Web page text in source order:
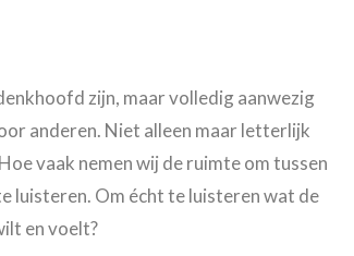
zijn, maar volledig aanwezig
anderen. Niet alleen maar letterlijk
vaak nemen wij de ruimte om tussen
luisteren. Om écht te luisteren wat de
en voelt?